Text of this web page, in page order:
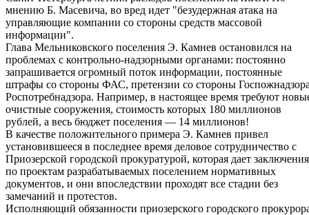
мнению Б. Масевича, во вред идет "безудержная атака на
управляющие компании со стороны средств массовой
информации".
Глава Мельниковского поселения Э. Камнев остановился на
проблемах с контрольно-надзорными органами: постоянно
запрашивается огромный поток информации, постоянные
штрафы со стороны ФАС, претензии со стороны
Роспотребнадзора. Например, в настоящее время требуют
очистные сооружения, стоимость которых 180 миллионов
рублей, а весь бюджет поселения — 14 миллионов!
В качестве положительного примера Э. Камнев привел
установившееся в последнее время деловое сотрудничество с
Приозерской городской прокуратурой, которая дает заключения
по проектам разрабатываемых поселением нормативных
документов, и они впоследствии проходят все стадии без
замечаний и протестов.
Исполняющий обязанности приозерского городского